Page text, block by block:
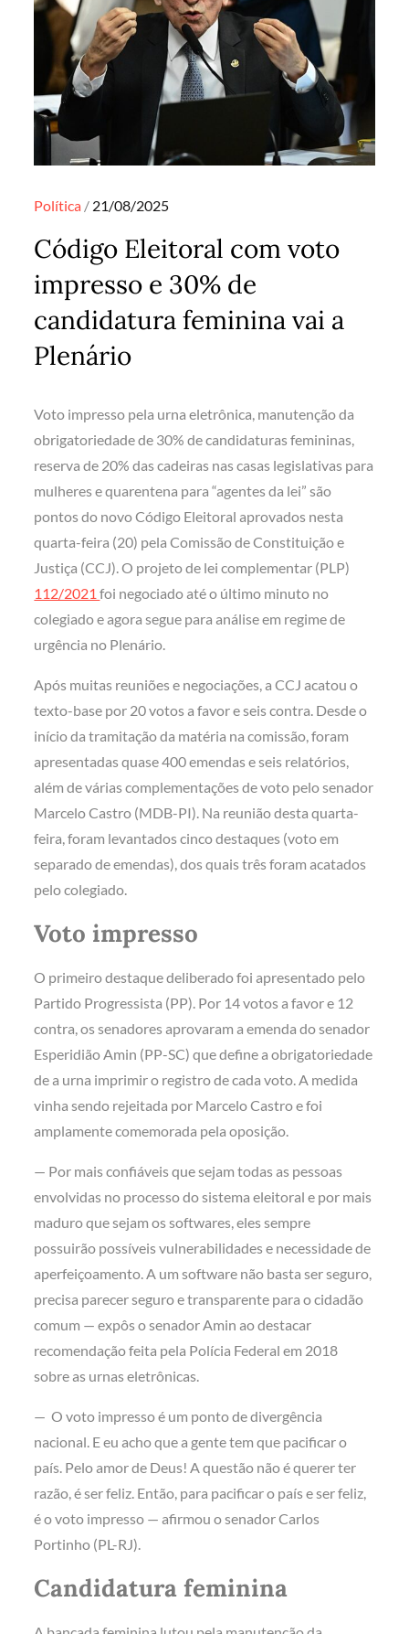
Política Posted
21/08/2025
Código Eleitoral com voto
impresso e 30% de
candidatura feminina vai a
Plenário
Voto impresso pela urna eletrônica, manutenção da
obrigatoriedade de 30% de candidaturas femininas,
reserva de 20% das cadeiras nas casas legislativas para
mulheres e quarentena para “agentes da lei” são
pontos do novo Código Eleitoral aprovados nesta
quarta-feira (20) pela Comissão de Constituição e
Justiça (CCJ). O projeto de lei complementar (PLP)
112/2021foi negociado até o último minuto no
colegiado e agora segue para análise em regime de
urgência no Plenário.
Após muitas reuniões e negociações, a CCJ acatou o
texto-base por 20 votos a favor e seis contra. Desde o
início da tramitação da matéria na comissão, foram
apresentadas quase 400 emendas e seis relatórios,
além de várias complementações de voto pelo senador
Marcelo Castro (MDB-PI). Na reunião desta quarta-
feira, foram levantados cinco destaques (voto em
separado de emendas), dos quais três foram acatados
pelo colegiado.
Voto impresso
O primeiro destaque deliberado foi apresentado pelo
Partido Progressista (PP). Por 14 votos a favor e 12
contra, os senadores aprovaram a emenda do senador
Esperidião Amin (PP-SC) que define a obrigatoriedade
de a urna imprimir o registro de cada voto. A medida
vinha sendo rejeitada por Marcelo Castro e foi
amplamente comemorada pela oposição.
— Por mais confiáveis que sejam todas as pessoas
envolvidas no processo do sistema eleitoral e por mais
maduro que sejam os softwares, eles sempre
possuirão possíveis vulnerabilidades e necessidade de
aperfeiçoamento. A um software não basta ser seguro,
precisa parecer seguro e transparente para o cidadão
comum — expôs o senador Amin ao destacar
recomendação feita pela Polícia Federal em 2018
sobre as urnas eletrônicas.
— O voto impresso é um ponto de divergência
nacional. E eu acho que a gente tem que pacificar o
país. Pelo amor de Deus! A questão não é querer ter
razão, é ser feliz. Então, para pacificar o país e ser feliz,
é o voto impresso — afirmou o senador Carlos
Portinho (PL-RJ).
Candidatura feminina